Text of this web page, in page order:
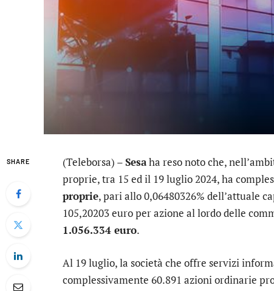
SHARE (Teleborsa) –Sesaha reso noto che,
proprie, tra 15 ed il 19 luglio 2024, ha
proprie, pari allo 0,06480326% dell’attuale
105,20203 euro per azione al lordo delle
1.056.334 euro.
Al 19 luglio, la società che offre servizi
complessivamente 60.891 azioni ordinarie